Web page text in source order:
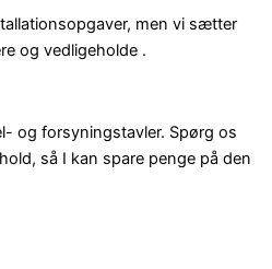
men vi sætter
og vedligeholde .
og forsyningstavler. Spørg os
så I kan spare penge på den